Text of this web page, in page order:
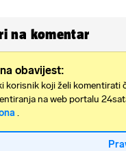
na komentar
obavijest:
korisnik koji želi komentirati
na web portalu
.